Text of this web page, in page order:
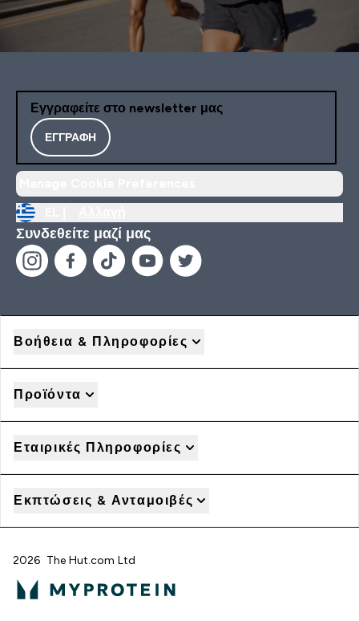
Εγγραφείτε στο newsletter μας
ΕΓΓΡΑΦΉ
Συνδεθείτε μαζί μας
Βοήθεια & Πληροφορίες
Προϊόντα
Εταιρικές Πληροφορίες
Εκπτώσεις & Ανταμοιβές
2026 The Hut.com Ltd